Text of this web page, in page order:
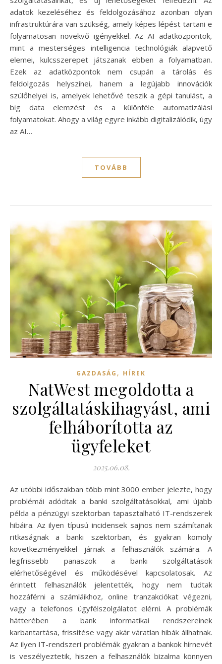
adatok kezeléséhez és feldolgozásához azonban olyan
infrastruktúrára van szükség, amely képes lépést tartani e
folyamatosan növekvő igényekkel. Az AI adatközpontok,
mint a mesterséges intelligencia technológiák alapvető
elemei, kulcsszerepet játszanak ebben a folyamatban.
Ezek az adatközpontok nem csupán a tárolás és
feldolgozás helyszínei, hanem a legújabb innovációk
szülőhelyei is, amelyek lehetővé teszik a gépi tanulást, a
big data elemzést és a különféle automatizálási
folyamatokat. Ahogy a világ egyre inkább digitalizálódik, úgy
az AI…
TOVÁBB
GAZDASÁG , HÍREK
NatWest megoldotta a
szolgáltatáskihagyást, ami
felháborította az
ügyfeleket
2025.06.08.
Az utóbbi időszakban több mint 3000 ember jelezte, hogy
problémái adódtak a banki szolgáltatásokkal, ami újabb
példa a pénzügyi szektorban tapasztalható IT-rendszerek
hibáira. Az ilyen típusú incidensek sajnos nem számítanak
ritkaságnak a banki szektorban, és gyakran komoly
következményekkel járnak a felhasználók számára. A
legfrissebb panaszok a banki szolgáltatások
elérhetőségével és működésével kapcsolatosak. Az
érintett felhasználók jelentették, hogy nem tudtak
hozzáférni a számláikhoz, online tranzakciókat végezni,
vagy a telefonos ügyfélszolgálatot elérni. A problémák
hátterében a bank informatikai rendszereinek
karbantartása, frissítése vagy akár váratlan hibák állhatnak.
Az ilyen IT-rendszeri problémák gyakran a bankok hírnevét
is veszélyeztetik, hiszen a felhasználók bizalma könnyen